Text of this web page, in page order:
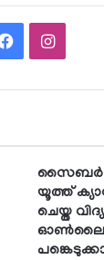
Facebook
സൈബര്‍
യൂത്ത്
ചെയ്ത